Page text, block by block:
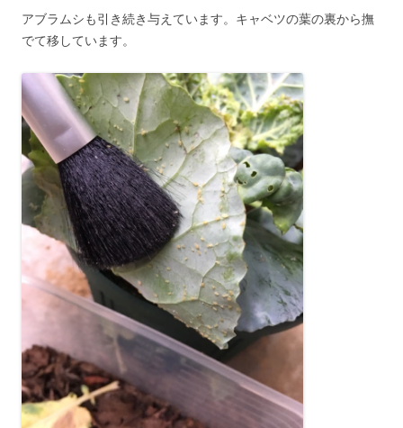
アブラムシも引き続き与えています。キャベツの葉の裏から撫
でて移しています。